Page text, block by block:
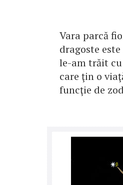
Vara parcă
dragoste
le-am trăit
care ţin o
funcţie de